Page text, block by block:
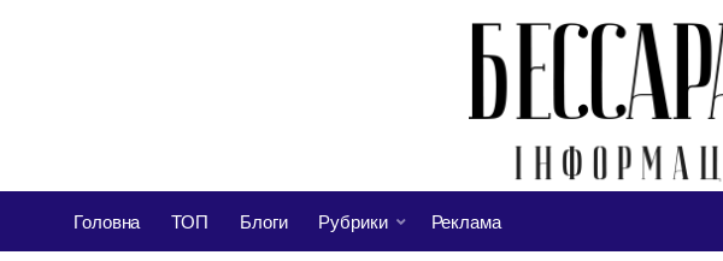
Головна ТОП Блоги Рубрики Реклама